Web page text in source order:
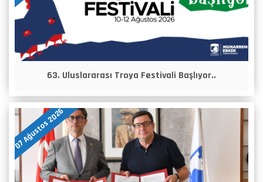
63. Uluslararası Troya Festivali Başlıyor..
07 Ağustos 2026